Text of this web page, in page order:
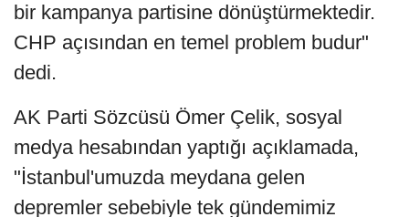
bir kampanya partisine dönüştürmektedir.
CHP açısından en temel problem budur"
dedi.
AK Parti Sözcüsü Ömer Çelik, sosyal
medya hesabından yaptığı açıklamada,
"İstanbul'umuzda meydana gelen
depremler sebebiyle tek gündemimiz